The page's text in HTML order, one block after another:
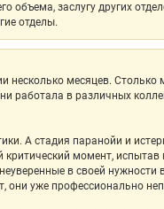
объема, заслугу других
отделы.
несколько месяцев.
работала в различных
А стадия паранойи и
критический момент,
в своей нужности
они уже профессионально